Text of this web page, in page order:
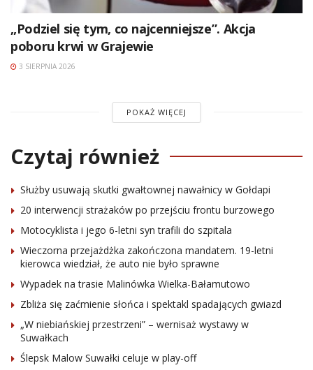
„Podziel się tym, co najcenniejsze”. Akcja
poboru krwi w Grajewie
3 SIERPNIA 2026
POKAŻ WIĘCEJ
Czytaj również
Służby usuwają skutki gwałtownej nawałnicy w Gołdapi
20 interwencji strażaków po przejściu frontu burzowego
Motocyklista i jego 6-letni syn trafili do szpitala
Wieczorna przejażdżka zakończona mandatem. 19-letni
kierowca wiedział, że auto nie było sprawne
Wypadek na trasie Malinówka Wielka-Bałamutowo
Zbliża się zaćmienie słońca i spektakl spadających gwiazd
„W niebiańskiej przestrzeni” – wernisaż wystawy w
Suwałkach
Ślepsk Malow Suwałki celuje w play-off